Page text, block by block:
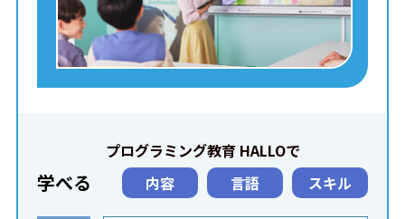
プログラミング教育 HALLOで
学べる 内容 言語 スキル